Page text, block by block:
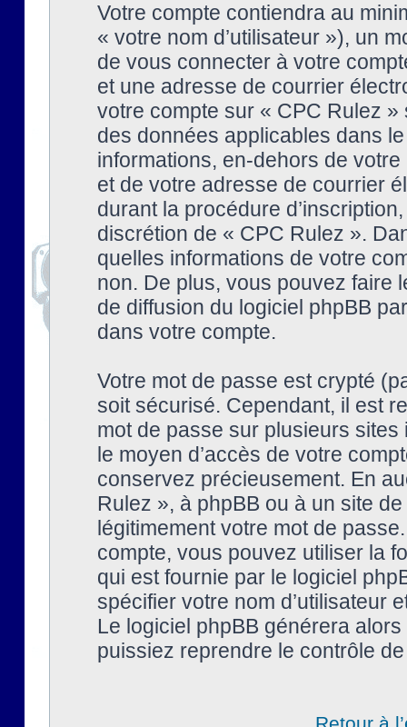
Votre compte contiendra au
« votre nom d’utilisateur »), un
de vous connecter à votre
et une adresse de courrier
votre compte sur « CPC Rulez
des données applicables dans
informations, en-dehors de
et de votre adresse de courrier
durant la procédure
discrétion de « CPC Rulez ».
quelles informations de votre
non. De plus, vous pouvez faire
de diffusion du logiciel phpBB
dans votre compte.
Votre mot de passe est crypté
soit sécurisé. Cependant, il est
mot de passe sur plusieurs
le moyen d’accès de votre
conservez précieusement. En
Rulez », à phpBB ou à un site
légitimement votre mot de
compte, vous pouvez utiliser la
qui est fournie par le logiciel
spécifier votre nom d’utilisateur
Le logiciel phpBB générera
puissiez reprendre le contrôle